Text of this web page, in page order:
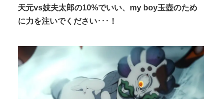
天元vs妓夫太郎の10%でいい、my boy玉壺のため
に力を注いでください･･･！